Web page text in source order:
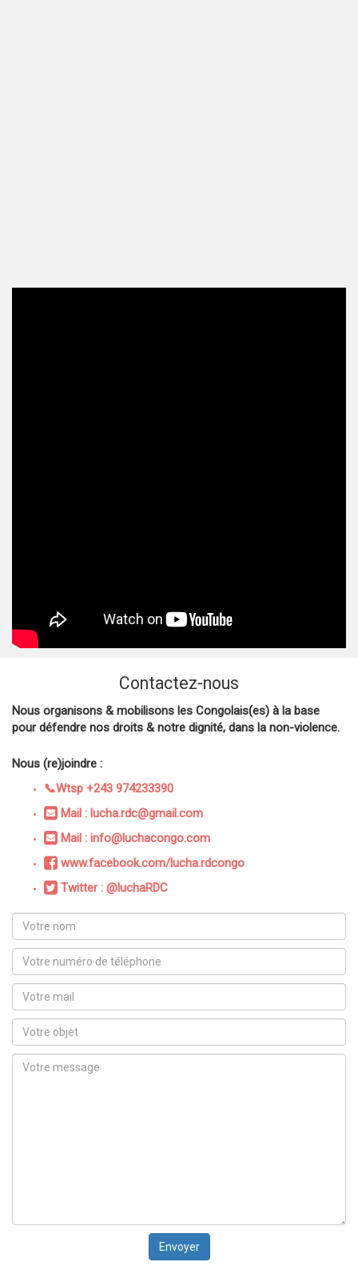
Contactez-nous
Nous organisons & mobilisons les Congolais(es) à la base
pour défendre nos droits & notre dignité, dans la non-violence.
Nous (re)joindre :
📞Wtsp +243 974233390
Mail : lucha.rdc@gmail.com
Mail : info@luchacongo.com
www.facebook.com/lucha.rdcongo
Twitter : @luchaRDC